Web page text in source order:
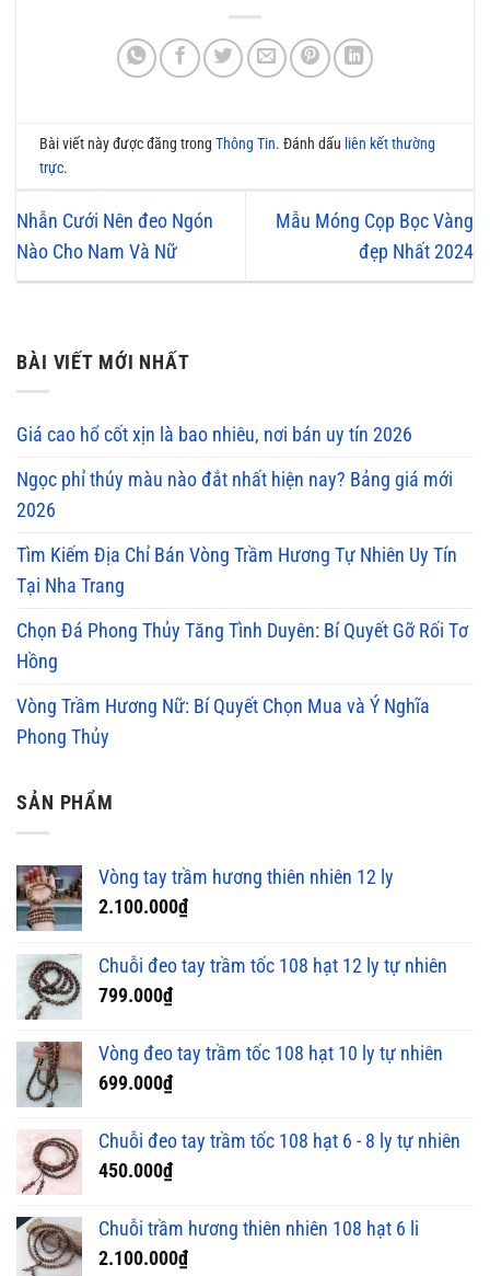
Bài viết này được đăng trongThông Tin. Đánh dấu liên kết thường
trực.
Nhẫn Cưới Nên đeo Ngón
Nào Cho Nam Và Nữ
Mẫu Móng Cọp Bọc Vàng
đẹp Nhất 2024
BÀI VIẾT MỚI NHẤT
Giá cao hổ cốt xịn là bao nhiêu, nơi bán uy tín 2026
Ngọc phỉ thúy màu nào đắt nhất hiện nay? Bảng giá mới
2026
Tìm Kiếm Địa Chỉ Bán Vòng Trầm Hương Tự Nhiên Uy Tín
Tại Nha Trang
Chọn Đá Phong Thủy Tăng Tình Duyên: Bí Quyết Gỡ Rối Tơ
Hồng
Vòng Trầm Hương Nữ: Bí Quyết Chọn Mua và Ý Nghĩa
Phong Thủy
SẢN PHẨM
Vòng tay trầm hương thiên nhiên 12 ly
2.100.000₫
Chuỗi đeo tay trầm tốc 108 hạt 12 ly tự nhiên
799.000₫
Vòng đeo tay trầm tốc 108 hạt 10 ly tự nhiên
699.000₫
Chuỗi đeo tay trầm tốc 108 hạt 6 - 8 ly tự nhiên
450.000₫
Chuỗi trầm hương thiên nhiên 108 hạt 6 li
2.100.000₫